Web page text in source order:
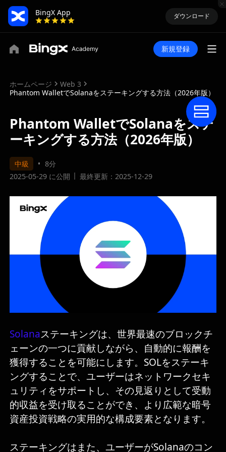
BingX App
ダウンロード
新規登録
ホームページ
Web 3
Phantom WalletでSolanaをステーキングする方法（2026年版）
Phantom WalletでSolanaをステ
ーキングする方法（2026年版）
中級
8分
2025-05-29 に公開
最終更新：2025-12-29
Solana ステーキングは、世界最速のブロックチ
ェーンの一つに貢献しながら、自動的に報酬を
獲得することを可能にします。SOLをステーキ
ングすることで、ユーザーはネットワークセキ
ュリティをサポートし、その見返りとして受動
的収益を受け取ることができ、より広範な暗号
資産投資戦略の実用的な構成要素となります。
ステーキングはまた、ユーザーがSolanaのコン